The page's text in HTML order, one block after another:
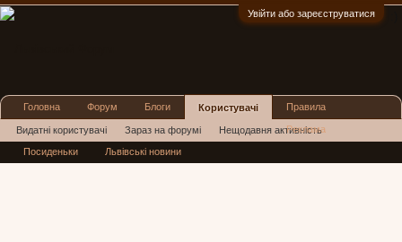
Увійти або зареєструватися
Головна Форум Блоги Користувачі
Видатні користувачі Зараз на форумі Нещодавня активність
Нові повідомлення профілю
Правила
Реклама
Посиденьки Львівські новини